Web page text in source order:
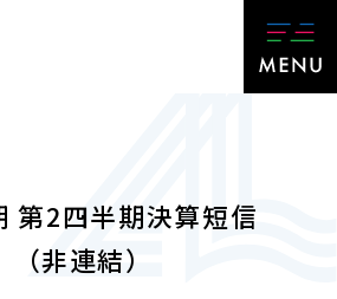
第2四半期決算短信
（非連結）